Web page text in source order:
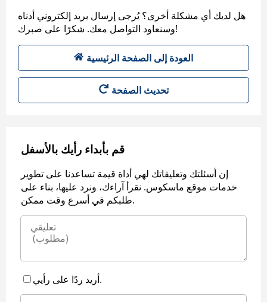
هل لديك أي مشكلة أخرى؟ يُرجى إرسال بريد إلكتروني أدناه
وسنعاود التواصل معك. شكرًا على صبرك!
العودة إلى الصفحة الرئيسية
تحديث الصفحة
قم بأبداء رأيك بالأسفل
إن أسئلتك وتعليقاتك لهي أداة قيمة تساعدنا على تطوير
خدمات موقع ماسكوس. نقرأ آراءك، ونرد عليها، بناء على
طلبكم في أسرع وقت ممكن.
أريد ردًا على رأيي.